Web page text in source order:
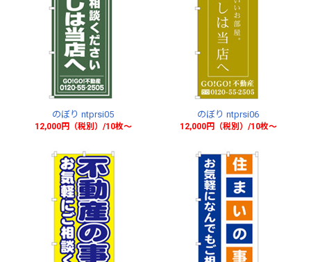
のぼり ntprsi05
12,000円（税別）/10枚〜
のぼり ntprsi06
12,000円（税別）/10枚〜